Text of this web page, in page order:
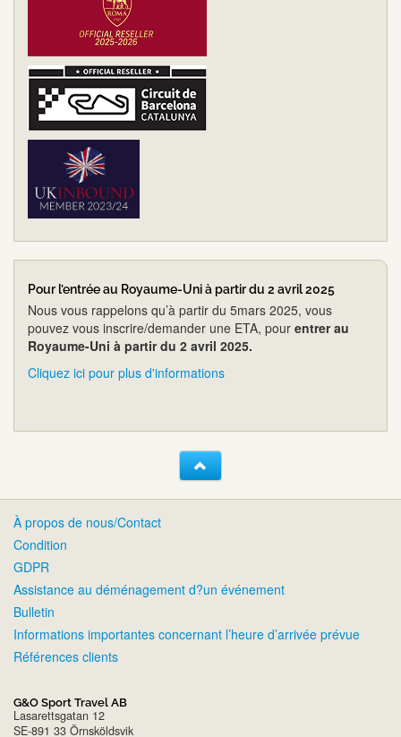
Pour l’entrée au Royaume-Uni à partir du 2 avril 2025
Nous vous rappelons qu’à partir du 5mars 2025, vous
pouvez vous inscrire/demander une ETA, pour entrer au
Royaume-Uni à partir du 2 avril 2025.
Cliquez ici pour plus d'informations
À propos de nous/Contact
Condition
GDPR
Assistance au déménagement d?un événement
Bulletin
Informations importantes concernant l’heure d’arrivée prévue
Références clients
G&O Sport Travel AB
Lasarettsgatan 12
SE-891 33 Örnsköldsvik